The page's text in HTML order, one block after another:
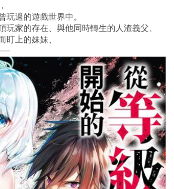
玩過的遊戲世界中。
玩家的存在、與他同時轉生的人渣義父、
盯上的妹妹、